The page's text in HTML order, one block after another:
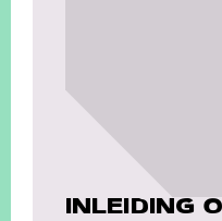
INLEIDING